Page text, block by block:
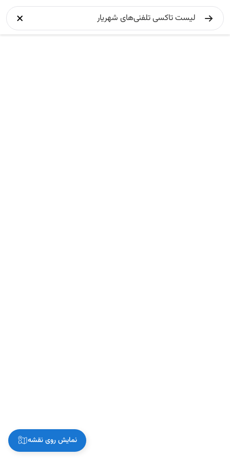
نمایش روی نقشه